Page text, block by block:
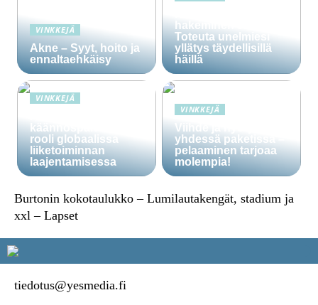
VINKKEJÄ
Akne – Syyt, hoito ja
ennaltaehkäisy
hakeminen salassa –
Toteuta unelmiesi
yllätys täydellisillä
häillä
VINKKEJÄ
käännöspalvelujen
rooli globaalissa
liiketoiminnan
laajentamisessa
VINKKEJÄ
Viihde ja hyöty
yhdessä paketissa –
pelaaminen tarjoaa
molempia!
Burtonin kokotaulukko – Lumilautakengät, stadium ja
xxl – Lapset
tiedotus@yesmedia.fi